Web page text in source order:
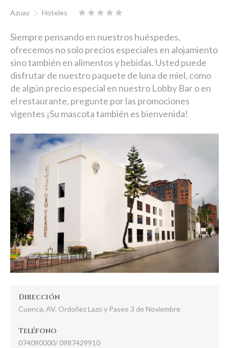
Azuay Hoteles
Siempre pensando en nuestros huéspedes,
ofrecemos no solo precios especiales en alojamiento
sino también en alimentos y bebidas. Usted puede
disfrutar de nuestro paquete de luna de miel, como
de algún precio especial en nuestro Lobby Bar o en
el restaurante, pregunte por las promociones
vigentes ¡Su mascota también es bienvenida!
Dirección
Cuenca, AV. Ordoñez Lazo y Paseo 3 de Noviembre
Teléfono
074090000/ 0987429910